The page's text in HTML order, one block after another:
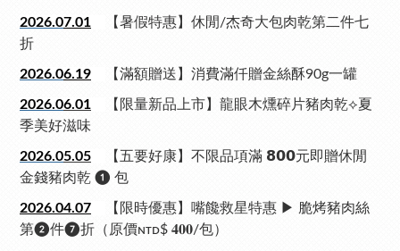
2026.07.01
【暑假特惠】休閒/杰奇大包肉乾第二件七
折
2026.06.19 【滿額贈送】消費滿仟贈金絲酥90g一罐
2026.06.01
【限量新品上市】龍眼木燻碎片豬肉乾⟡夏
季美好滋味
2026.05.05
【五要好康】不限品項滿 𝟴𝟬𝟬元即贈休閒
金錢豬肉乾 ❶ 包
2026.04.07
【限時優惠】嘴饞救星特惠 ▶ 脆烤豬肉絲
第❷件❼折（原價ɴᴛᴅ$ 𝟒𝟎𝟎/包）